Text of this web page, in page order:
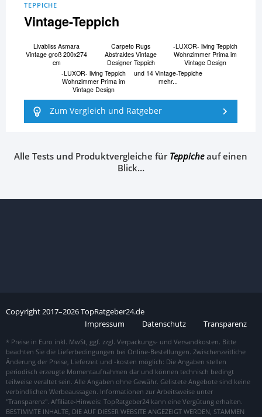
TEPPICHE
Vintage-Teppich
Livabliss Asmara
Vintage groß 200x274
cm
Carpeto Rugs
Abstraktes Vintage
Designer Teppich
-LUXOR- living Teppich
Wohnzimmer Prima im
Vintage Design
-LUXOR- living Teppich
Wohnzimmer Prima im
Vintage Design
und 14 Vintage-Teppiche
mehr...
Zum Vergleich und Ratgeber
Alle Tests und Produktvergleiche fürTeppicheauf einen
Blick…
Copyright2017–2026TopRatgeber24.de
Impressum
Datenschutz Transparenz